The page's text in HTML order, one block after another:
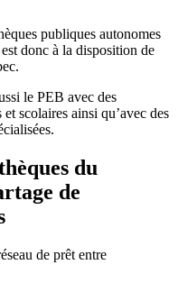
èques publiques autonomes
donc à la disposition de
le PEB avec des
scolaires ainsi qu’avec des
du
de
de prêt entre